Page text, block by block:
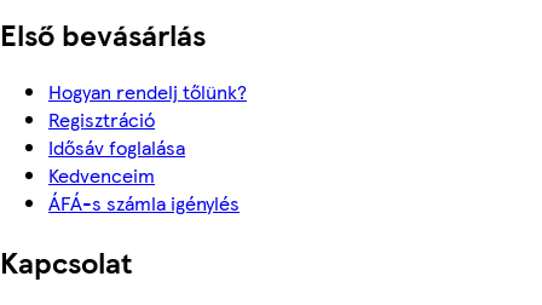
Első bevásárlás
Hogyan rendelj tőlünk?
Regisztráció
Idősáv foglalása
Kedvenceim
ÁFÁ-s számla igénylés
Kapcsolat